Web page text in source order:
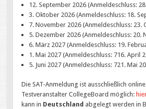
12. September 2026 (Anmeldeschluss:
3. Oktober 2026 (Anmeldeschluss: 18.
7. November 2026 (Anmeldeschluss: 23.
5. Dezember 2026 (Anmeldeschluss: 20.
6. März 2027 (Anmeldeschluss: 19.
1. Mai 2027 (Anmeldeschluss: 716. April
5. Juni 2027 (Anmeldeschluss: 721. Mai
Die SAT-Anmeldung ist ausschließlich
Testveranstalter CollegeBoard möglich:
kann in Deutschland abgelegt werden in